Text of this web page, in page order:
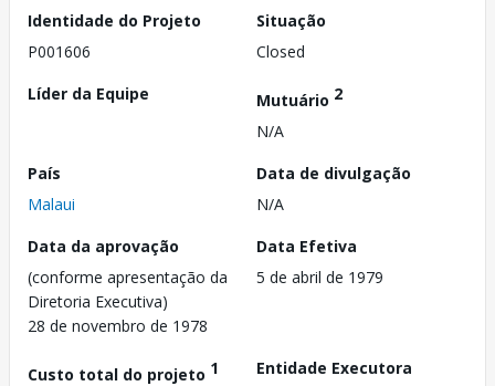
Identidade do Projeto
P001606
Situação
Closed
Líder da Equipe
Mutuário 2
N/A
País
Malaui
Data de divulgação
N/A
Data da aprovação
(conforme apresentação da
Diretoria Executiva)
28 de novembro de 1978
Data Efetiva
5 de abril de 1979
Custo total do projeto 1
Entidade Executora